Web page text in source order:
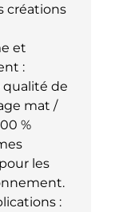
créations
et
:
qualité de
mat /
%
les
: